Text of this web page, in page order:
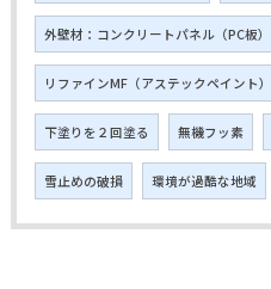
外壁材：コンクリートパネル（PC板）
リファインMF（アステックペイント）
下塗りを２回塗る 無機フッ素
雪止めの破損 環境が過酷な地域